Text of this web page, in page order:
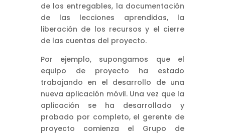
de los entregables, la documentación
de las lecciones aprendidas, la
liberación de los recursos y el cierre
de las cuentas del proyecto.
Por ejemplo, supongamos que el
equipo de proyecto ha estado
trabajando en el desarrollo de una
nueva aplicación móvil. Una vez que la
aplicación se ha desarrollado y
probado por completo, el gerente de
proyecto comienza el Grupo de